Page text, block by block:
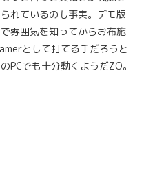
れているのも事実。デモ版
雰囲気を知ってからお布施
として打てる手だろうと
PCでも十分動くようだZO。